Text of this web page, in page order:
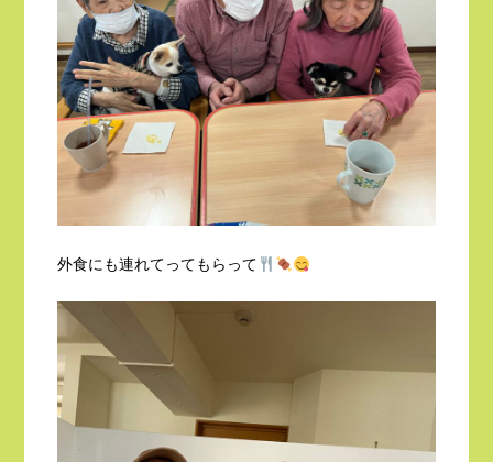
外食にも連れてってもらって